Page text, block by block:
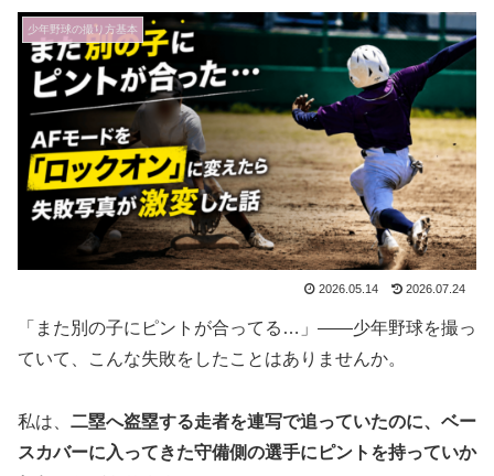
少年野球の撮り方基本
2026.05.14 2026.07.24
「また別の子にピントが合ってる…」——少年野球を撮っ
ていて、こんな失敗をしたことはありませんか。
私は、 二塁へ盗塁する走者を連写で追っていたのに、ベー
スカバーに入ってきた守備側の選手にピントを持っていか